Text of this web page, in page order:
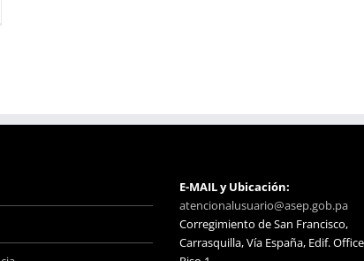
E-MAIL y Ubicación:
atencionalusuario@asep.gob.pa
Corregimiento de San Francisco,
Carrasquilla, Vía España, Edif.